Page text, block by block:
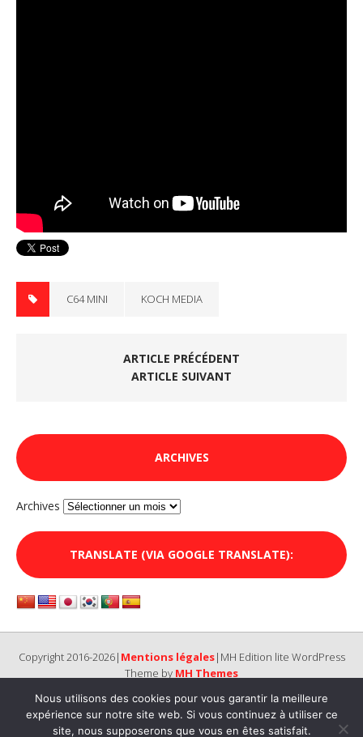
C64 MINI KOCH MEDIA
ARTICLE PRÉCÉDENT
ARTICLE SUIVANT
ARCHIVES
Archives
TRANSLATE (VIA GOOGLE TRANSLATE):
Copyright 2016-2026| Mentions légales|MH Edition lite WordPress
Theme by MH Themes
Nous utilisons des cookies pour vous garantir la meilleure
expérience sur notre site web. Si vous continuez à utiliser ce
site, nous supposerons que vous en êtes satisfait.